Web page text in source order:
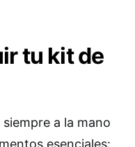
tu kit de
a la mano
esenciales: